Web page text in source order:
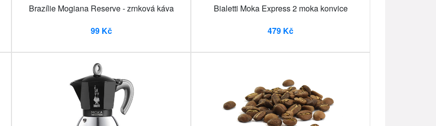
Brazílie Mogiana Reserve - zrnková káva
99 Kč
Bialetti Moka Express 2 moka konvice
479 Kč